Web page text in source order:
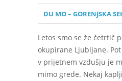
DU MO – GORENJSKA
Letos smo se že četrtič
okupirane Ljubljane.
v prijetnem vzdušju je
mimo grede. Nekaj